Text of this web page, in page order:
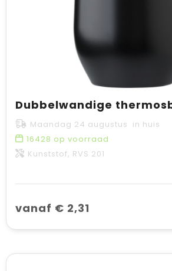
Maandag 24 augustus in huis
16428 op voorraad
Kunststof, RVS 201
vanaf € 2,31